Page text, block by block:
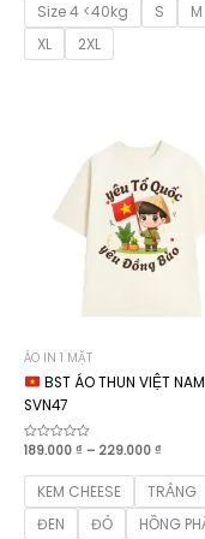
Size 4 <40kg
S M
XL
2XL
ÁO IN 1 MẶT
BST ÁO THUN VIỆT
SVN47
Được
hạng
sao
189.000 ₫ – 229.000 ₫
từ
189.000
đến
KEM CHEESE
TRẮNG
ĐEN
ĐỎ HỒNG